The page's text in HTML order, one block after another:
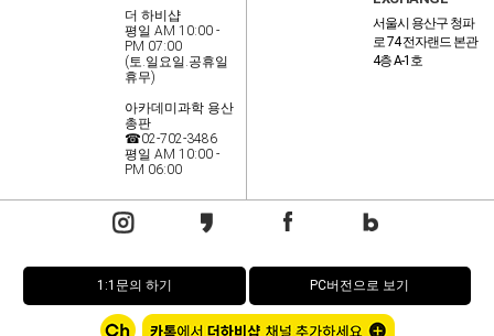
더 하비샵
평일 AM 10:00 -
PM 07:00
(토.일요일.공휴일
휴무)
아카데미과학 용산
총판
☎02-702-3486
평일 AM 10:00 -
PM 06:00
서울시 용산구 청파
로 74 전자랜드 본관
4층 A-1호
1:1문의 하기 PC버전으로 보기